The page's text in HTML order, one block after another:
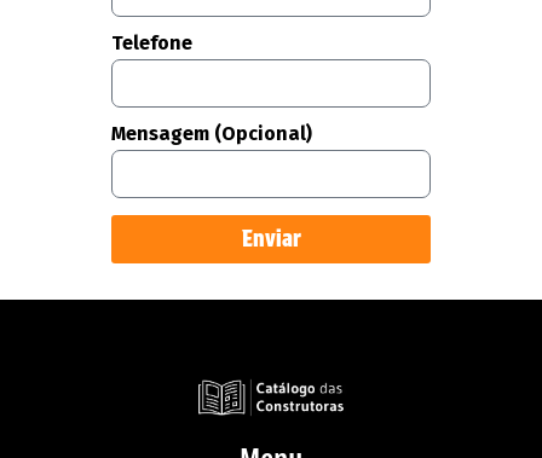
Telefone
Mensagem (Opcional)
Enviar